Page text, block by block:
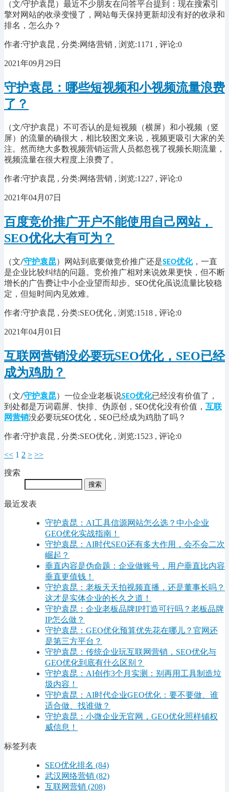
（文/守护袁昆）最近不少朋友在问答平台提到：现在搜索引
擎对网站的收录变慢了，网站每天保持更新却没有好的收录和
排名，怎么办？
作者:守护袁昆 , 分类:网络营销 , 浏览:1171 , 评论:0
2021年09月29日
守护袁昆：哪些短视频和小视频流量浪费
了？
（文/守护袁昆）不可否认的是短视频（横屏）和小视频（竖
屏）的流量的确很大，相比较图文来说，视频更吸引大家的关
注。然而绝大多数视频营销运营人员都忽视了视频长期流量，
视频流量在很大程度上浪费了。
作者:守护袁昆 , 分类:网络营销 , 浏览:1227 , 评论:0
2021年04月07日
百度竞价推广开户不能使用自己网站，
SEO优化大有可为？
（文/守护袁昆）网站到底要做竞价推广还是SEO优化，一直
是企业比较纠结的问题。竞价推广相对来说效果更快，但不断
增长的广告费让中小企业望而却步。 SEO优化虽说流量比较稳
定，但短时间内见效难。
作者:守护袁昆 , 分类:SEO优化 , 浏览:1518 , 评论:0
2021年04月01日
互联网营销没必要玩SEO优化，SEO已经
成为鸡肋？
（文/守护袁昆）一位企业老板说SEO优化已经没有价值了，
到处都是万词霸屏、快排、伪原创， SEO优化没有价值， 互联
网营销没必要玩SEO优化， SEO已经成为鸡肋了吗？
作者:守护袁昆 , 分类:SEO优化 , 浏览:1523 , 评论:0
<< 1 2 > >>
搜索
最近发表
守护袁昆：AI工具信源网站怎么选？中小企业
GEO优化实战指南！
守护袁昆：AI时代SEO还有多大作用，会不会二次
崛起？
垂直内容是伪命题：企业做账号，用户垂直比内容
垂直更值钱！
守护袁昆：老板天天拍视频直播，还是董事长吗？
这才是实体企业的长久之道！
守护袁昆：企业老板品牌IP打造可行吗？老板品牌
IP怎么做？
守护袁昆：GEO优化预算优先花在哪儿？官网还
是第三方平台？
守护袁昆：传统企业玩互联网营销，SEO优化与
GEO优化到底有什么区别？
守护袁昆：AI创作3个月实测：别再用工具制造垃
圾内容！
守护袁昆：AI时代企业GEO优化：要不要做、谁
适合做、找谁做？
守护袁昆：小微企业无官网，GEO优化照样铺权
威信息！
标签列表
SEO优化排名 (84)
武汉网络营销 (82)
互联网营销 (208)